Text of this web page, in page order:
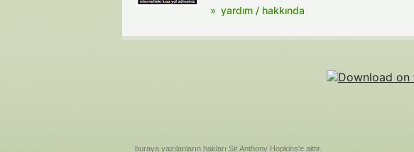
yardım / hakkında
buraya yazılanların hakları Sir Anthony Hopkins'e aittir.